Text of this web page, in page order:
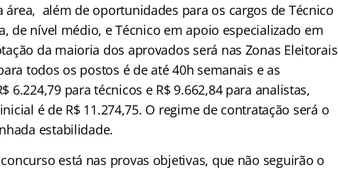
área, além de oportunidades para os cargos de Técnico
de nível médio, e Técnico em apoio especializado em
da maioria dos aprovados será nas Zonas Eleitorais
todos os postos é de até 40h semanais e as
6.224,79 para técnicos e R$ 9.662,84 para analistas,
é de R$ 11.274,75. O regime de contratação será o
estabilidade.
está nas provas objetivas, que não seguirão o